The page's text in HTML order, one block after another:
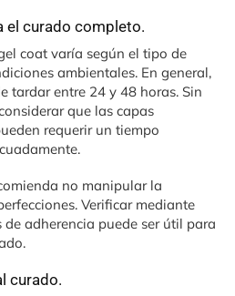
el curado completo.
coat varía según el tipo de
ambientales. En general,
tardar entre 24 y 48 horas. Sin
que las capas
requerir un tiempo
no manipular la
Verificar mediante
adherencia puede ser útil para
curado.